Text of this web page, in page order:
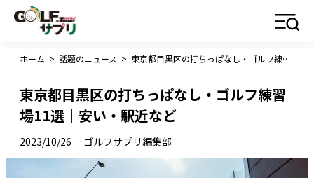
ホーム > 話題のニュース > 東京都目黒区の打ちっぱなし・ゴルフ練習場11選｜安い・駅近など
東京都目黒区の打ちっぱなし・ゴルフ練習
場11選｜安い・駅近など
2023/10/26 ゴルフサプリ編集部